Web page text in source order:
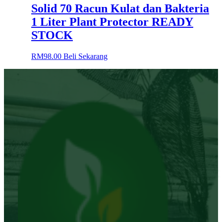
Solid 70 Racun Kulat dan Bakteria
1 Liter Plant Protector READY
STOCK
RM98.00 Beli Sekarang